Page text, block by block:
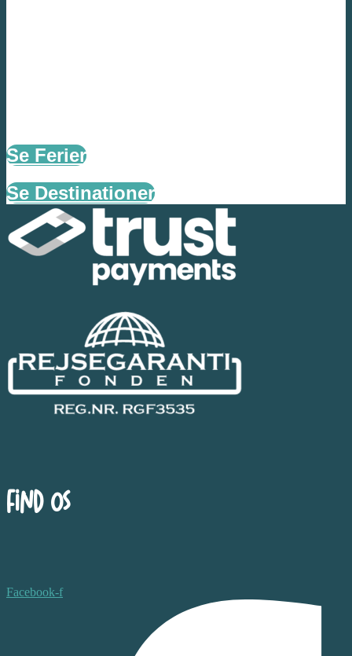
Se Ferier
Se Destinationer
Find os
Facebook-f